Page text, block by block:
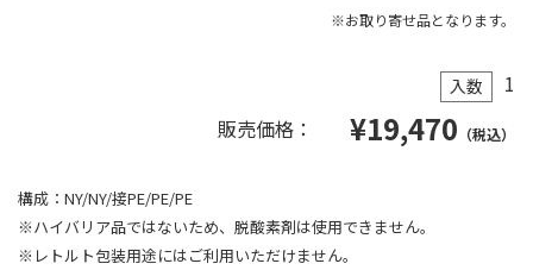
※お取り寄せ品となります。
入数
1
販売価格：
¥19,470 （税込）
構成：NY/NY/接PE/PE/PE
※ハイバリア品ではないため、脱酸素剤は使用できません。
※レトルト包装用途にはご利用いただけません。